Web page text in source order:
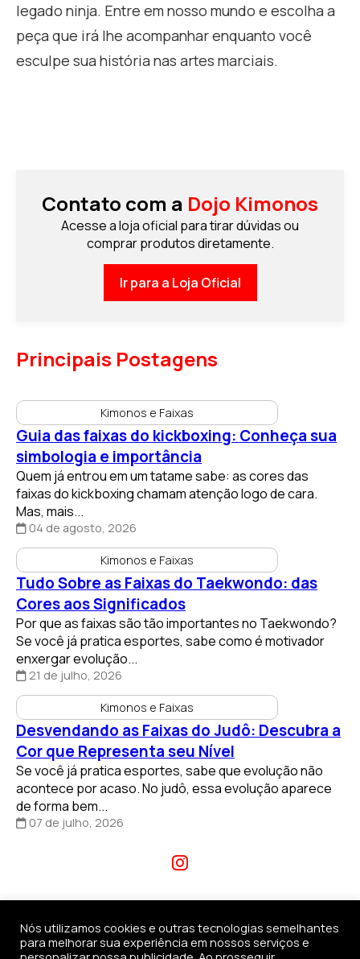
legado ninja. Entre em nosso mundo e escolha a
peça que irá lhe acompanhar enquanto você
esculpe sua história nas artes marciais.
Contato com a Dojo Kimonos
Acesse a loja oficial para tirar dúvidas ou
comprar produtos diretamente.
Ir para a Loja Oficial
Principais Postagens
Kimonos e Faixas
Guia das faixas do kickboxing: Conheça sua
simbologia e importância
Quem já entrou em um tatame sabe: as cores das
faixas do kickboxing chamam atenção logo de cara.
Mas, mais...
04 de agosto, 2026
Kimonos e Faixas
Tudo Sobre as Faixas do Taekwondo: das
Cores aos Significados
Por que as faixas são tão importantes no Taekwondo?
Se você já pratica esportes, sabe como é motivador
enxergar evolução...
21 de julho, 2026
Kimonos e Faixas
Desvendando as Faixas do Judô: Descubra a
Cor que Representa seu Nível
Se você já pratica esportes, sabe que evolução não
acontece por acaso. No judô, essa evolução aparece
de forma bem...
07 de julho, 2026
Nós utilizamos cookies e outras tecnologias semelhantes
para melhorar sua experiência em nossos serviços e